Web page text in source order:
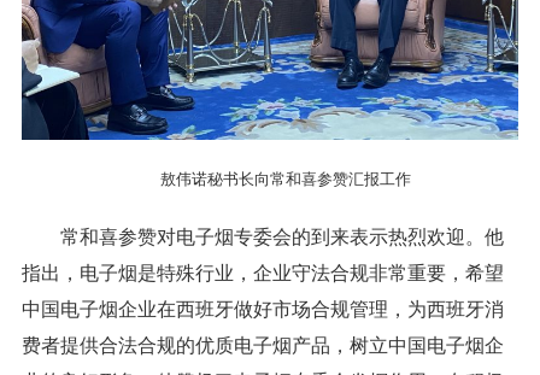
敖伟诺秘书长向常和喜参赞汇报工作
常和喜参赞对电子烟专委会的到来表示热烈欢迎。他
指出，电子烟是特殊行业，企业守法合规非常重要，希望
中国电子烟企业在西班牙做好市场合规管理，为西班牙消
费者提供合法合规的优质电子烟产品，树立中国电子烟企